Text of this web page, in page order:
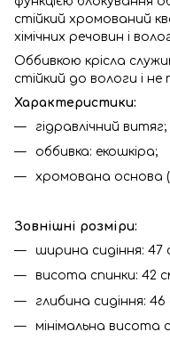
стійкий хромований
хімічних речовин і
Оббивкою крісла
стійкий до вологи і
Характеристики:
гідравлічний витяг;
оббивка: екошкіра;
хромована основа
Зовнішні розміри:
ширина сидіння: 47
висота спинки: 42
глибина сидіння: 46
мінімальна висота